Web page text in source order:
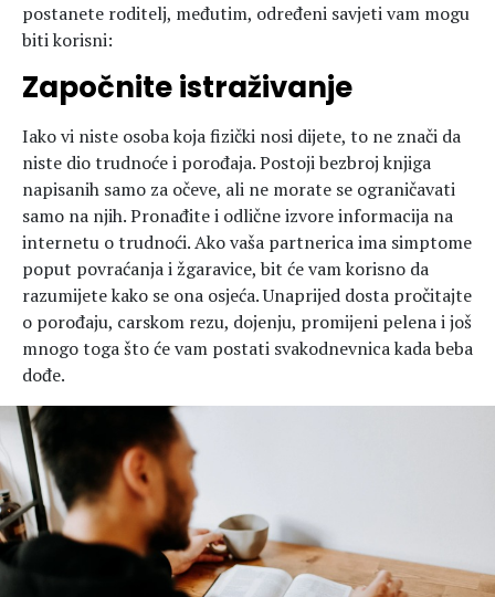
postanete roditelj, međutim, određeni savjeti vam mogu
biti korisni:
Započnite istraživanje
Iako vi niste osoba koja fizički nosi dijete, to ne znači da
niste dio trudnoće i porođaja. Postoji bezbroj knjiga
napisanih samo za očeve, ali ne morate se ograničavati
samo na njih. Pronađite i odlične izvore informacija na
internetu o trudnoći. Ako vaša partnerica ima simptome
poput povraćanja i žgaravice, bit će vam korisno da
razumijete kako se ona osjeća. Unaprijed dosta pročitajte
o porođaju, carskom rezu, dojenju, promijeni pelena i još
mnogo toga što će vam postati svakodnevnica kada beba
dođe.